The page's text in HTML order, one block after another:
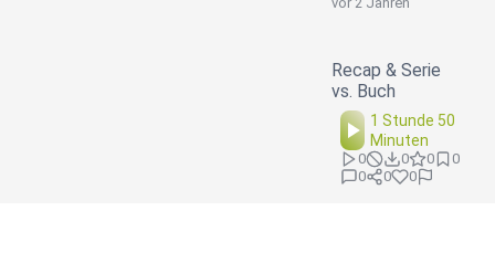
Recap & Serie
vs. Buch
1 Stunde 50
Minuten
0 0 0
0
0
0 0